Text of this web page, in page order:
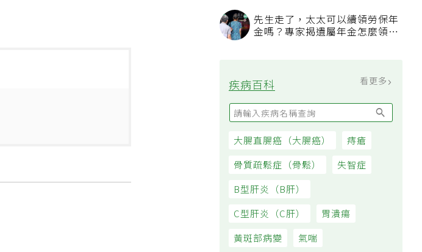
先生走了，太太可以續領勞保年
金嗎？專家揭遺屬年金怎麼領，
疾病百科 看更多
大腸直腸癌（大腸癌）
痔瘡
骨質疏鬆症（骨鬆）
失智症
B型肝炎（B肝）
C型肝炎（C肝）
胃潰瘍
黃斑部病變
氣喘